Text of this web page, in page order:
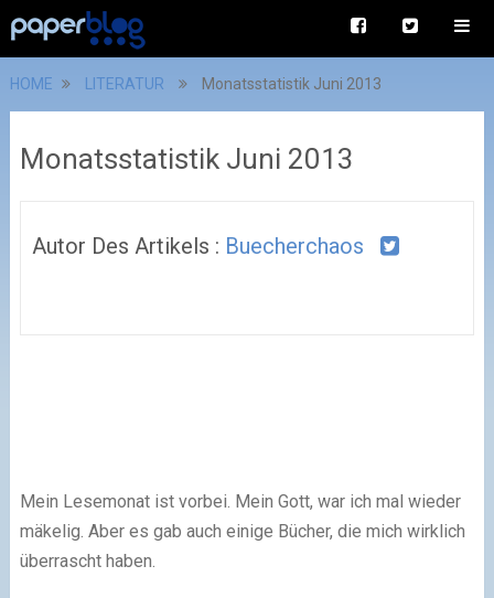
HOME LITERATUR Monatsstatistik Juni 2013
Monatsstatistik Juni 2013
Autor Des Artikels : Buecherchaos
Mein Lesemonat ist vorbei. Mein Gott, war ich mal wieder
mäkelig. Aber es gab auch einige Bücher, die mich wirklich
überrascht haben.